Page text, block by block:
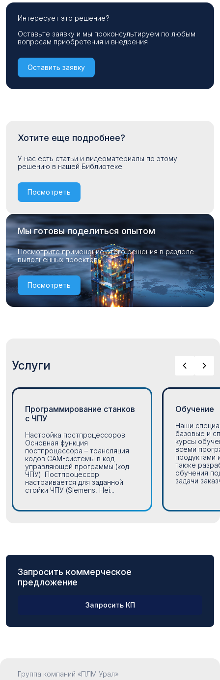
Интересует это решение?
Оставьте заявку и мы проконсультируем по любым
вопросам приобретения и внедрения
Оставить заявку
Хотите еще подробнее?
У нас есть статьи и видеоматериалы по этому
решению в нашей Библиотеке
Посмотреть
Мы готовы поделиться опытом
Посмотрите применение этого решения в разделе
выполненных проектов
Посмотреть
Услуги
Программирование станков
с ЧПУ
Настройка постпроцессоров
Основная функция
постпроцессора – трансляция
кодов CAM-системы в код
управляющей программы (код
ЧПУ). Постпроцессор
настраивается для заданной
стойки ЧПУ (Siemens, Hei...
Обучение
Наши
базовые и
курсы
всеми
продуктами
также
обучения
задачи
Запросить коммерческое
предложение
Запросить КП
Компания
Группа компаний «ПЛМ Урал»